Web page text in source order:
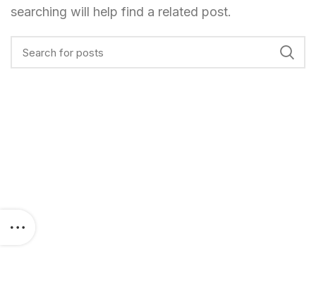
searching will help find a related post.